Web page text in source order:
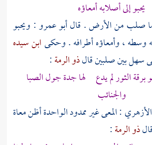
يحبو إلى أصلابه أمعاؤه
صلب من الأرض . قالأبو عمرو: ويحبو
وسطه ، وأمعاؤه أطرافه . وحكىابن سيده
سهل بين صلبين قالذو الرمة:
برقة الثور لم يدع لها جدة جول الصبا
والجنائب
الأزهري : المعى غير ممدود الواحدة أظن معاة
ذو الرمة: